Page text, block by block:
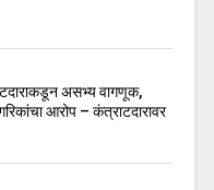
असभ्य वागणूक,
आरोप – कंत्राटदारावर